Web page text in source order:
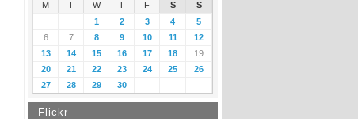
M T W T F S
S
1
2 3 4
5
6
7 8 9 10 11
12
13
14 15 16 17 18
19
20
21 22 23 24 25
26
27
28 29 30
Flickr